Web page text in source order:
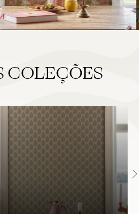
COLEÇÕES